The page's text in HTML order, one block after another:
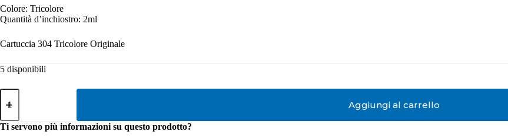
Colore: Tricolore
Quantità d’inchiostro: 2ml
Cartuccia 304 Tricolore Originale
5 disponibili
Cartuccia
Originale
304
Tricolore
Aggiungi al carrello
Ti servono più informazioni su questo prodotto?